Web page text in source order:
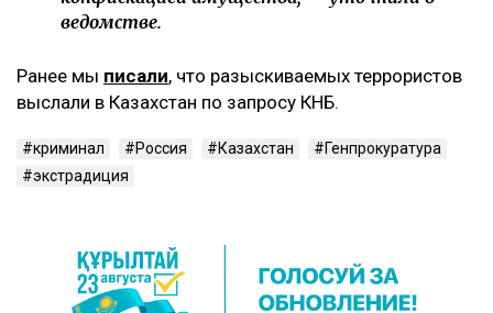
ведомстве.
Ранее мы писали, что разыскиваемых террористов
выслали в Казахстан по запросу КНБ.
криминал Россия Казахстан
Генпрокуратура
экстрадиция